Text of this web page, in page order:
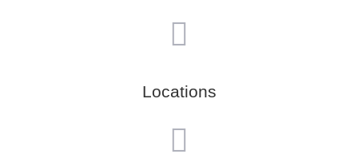
Locations